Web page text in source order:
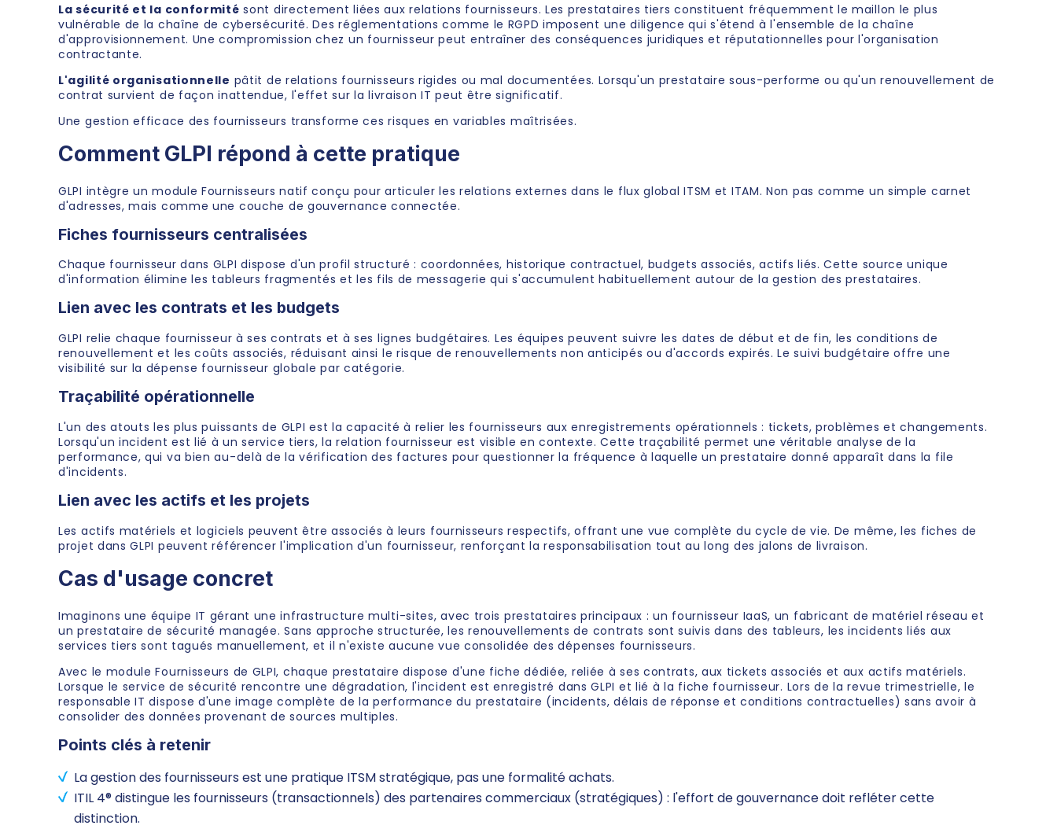
La sécurité et la conformité sont directement liées aux relations fournisseurs. Les prestataires tiers constituent fréquemment le maillon le plus
vulnérable de la chaîne de cybersécurité. Des réglementations comme le RGPD imposent une diligence qui s'étend à l'ensemble de la chaîne
d'approvisionnement. Une compromission chez un fournisseur peut entraîner des conséquences juridiques et réputationnelles pour l'organisation
contractante.
L'agilité organisationnelle pâtit de relations fournisseurs rigides ou mal documentées. Lorsqu'un prestataire sous-performe ou qu'un renouvellement de
contrat survient de façon inattendue, l'effet sur la livraison IT peut être significatif.
Une gestion efficace des fournisseurs transforme ces risques en variables maîtrisées.
Comment GLPI répond à cette pratique
GLPI intègre un module Fournisseurs natif conçu pour articuler les relations externes dans le flux global ITSM et ITAM. Non pas comme un simple carnet
d'adresses, mais comme une couche de gouvernance connectée.
Fiches fournisseurs centralisées
Chaque fournisseur dans GLPI dispose d'un profil structuré : coordonnées, historique contractuel, budgets associés, actifs liés. Cette source unique
d'information élimine les tableurs fragmentés et les fils de messagerie qui s'accumulent habituellement autour de la gestion des prestataires.
Lien avec les contrats et les budgets
GLPI relie chaque fournisseur à ses contrats et à ses lignes budgétaires. Les équipes peuvent suivre les dates de début et de fin, les conditions de
renouvellement et les coûts associés, réduisant ainsi le risque de renouvellements non anticipés ou d'accords expirés. Le suivi budgétaire offre une
visibilité sur la dépense fournisseur globale par catégorie.
Traçabilité opérationnelle
L'un des atouts les plus puissants de GLPI est la capacité à relier les fournisseurs aux enregistrements opérationnels : tickets, problèmes et changements.
Lorsqu'un incident est lié à un service tiers, la relation fournisseur est visible en contexte. Cette traçabilité permet une véritable analyse de la
performance, qui va bien au-delà de la vérification des factures pour questionner la fréquence à laquelle un prestataire donné apparaît dans la file
d'incidents.
Lien avec les actifs et les projets
Les actifs matériels et logiciels peuvent être associés à leurs fournisseurs respectifs, offrant une vue complète du cycle de vie. De même, les fiches de
projet dans GLPI peuvent référencer l'implication d'un fournisseur, renforçant la responsabilisation tout au long des jalons de livraison.
Cas d'usage concret
Imaginons une équipe IT gérant une infrastructure multi-sites, avec trois prestataires principaux : un fournisseur IaaS, un fabricant de matériel réseau et
un prestataire de sécurité managée. Sans approche structurée, les renouvellements de contrats sont suivis dans des tableurs, les incidents liés aux
services tiers sont tagués manuellement, et il n'existe aucune vue consolidée des dépenses fournisseurs.
Avec le module Fournisseurs de GLPI, chaque prestataire dispose d'une fiche dédiée, reliée à ses contrats, aux tickets associés et aux actifs matériels.
Lorsque le service de sécurité rencontre une dégradation, l'incident est enregistré dans GLPI et lié à la fiche fournisseur. Lors de la revue trimestrielle, le
responsable IT dispose d'une image complète de la performance du prestataire (incidents, délais de réponse et conditions contractuelles) sans avoir à
consolider des données provenant de sources multiples.
Points clés à retenir
La gestion des fournisseurs est une pratique ITSM stratégique, pas une formalité achats.
ITIL 4® distingue les fournisseurs (transactionnels) des partenaires commerciaux (stratégiques) : l'effort de gouvernance doit refléter cette
distinction.